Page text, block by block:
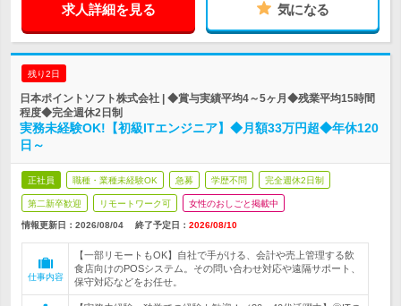
求人詳細を見る 気になる
残り2日
日本ポイントソフト株式会社 | ◆賞与実績平均4～5ヶ月◆残業平均15時間
程度◆完全週休2日制
実務未経験OK!【初級ITエンジニア】◆月額33万円超◆年休120
日～
正社員 職種・業種未経験OK 急募 学歴不問 完全週休2日制
第二新卒歓迎 リモートワーク可 女性のおしごと掲載中
情報更新日：2026/08/04 終了予定日： 2026/08/10
仕事内容
【一部リモートもOK】自社で手がける、会計や売上管理する飲
食店向けのPOSシステム。その問い合わせ対応や遠隔サポート、
保守対応などをお任せ。